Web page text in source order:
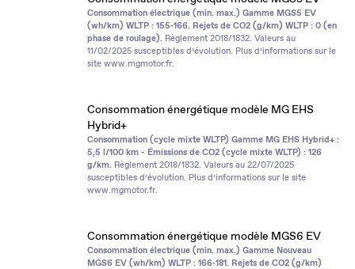
Consommation électrique (min. max.) Gamme MGS5 EV
(wh/km) WLTP : 155‑166. Rejets de CO2 (g/km) WLTP : 0 (en
phase de roulage). Règlement 2018/1832. Valeurs au
11/02/2025 susceptibles d’évolution. Plus d’informations sur le
site www.mgmotor.fr.
Consommation énergétique modèle MG EHS
Hybrid+
Consommation (cycle mixte WLTP) Gamme MG EHS Hybrid+ :
5,5 l/100 km - Émissions de CO2 (cycle mixte WLTP) : 126
g/km. Règlement 2018/1832. Valeurs au 22/07/2025
susceptibles d’évolution. Plus d’informations sur le site
www.mgmotor.fr.
Consommation énergétique modèle MGS6 EV
Consommation électrique (min. max.) Gamme Nouveau
MGS6 EV (wh/km) WLTP : 166‑181. Rejets de CO2 (g/km)